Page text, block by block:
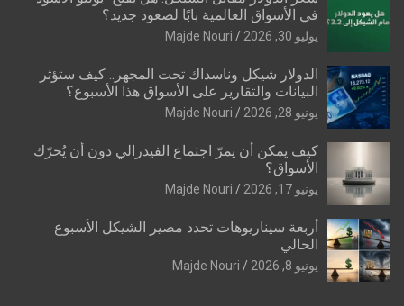
في الأسواق العالمية بابًا لصعود جديد؟
يوليو 30, 2026 Majde Nouri
الدولار شيكل وناسداك تحت المجهر.. كيف ستؤثر
البيانات والتقارير على الأسواق هذا الأسبوع؟
يونيو 28, 2026 Majde Nouri
كيف يمكن أن يمرّ اجتماع الفيدرالي دون أن يُحرّك
الأسواق؟
يونيو 17, 2026 Majde Nouri
أربعة سيناريوهات تحدد مصير الشيكل الأسبوع
الحالي
يونيو 8, 2026 Majde Nouri